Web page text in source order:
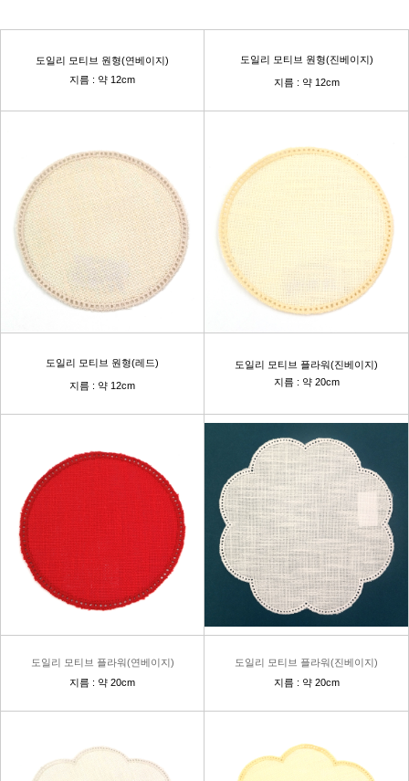
도일리 모티브 원형(연베이지)
지름 : 약 12cm
도일리 모티브 원형(진베이지)
지름 : 약 12cm
도일리 모티브 원형(레드)
지름 : 약 12cm
도일리 모티브 플라워(진베이지)
지름 : 약 20cm
도일리 모티브 플라워(연베이지)
지름 : 약 20cm
도일리 모티브 플라워(진베이지)
지름 : 약 20cm